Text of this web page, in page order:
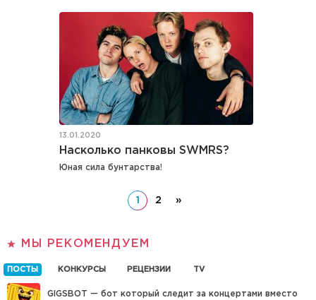
13.01.2020
Насколько панковы SWMRS?
Юная сила бунтарства!
1 2 »
МЫ РЕКОМЕНДУЕМ
ПОСТЫ КОНКУРСЫ РЕЦЕНЗИИ TV
GIGSBOT — бот который следит за концертами вместо